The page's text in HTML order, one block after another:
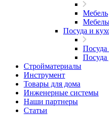
Мебель
Посуда и
Посуда
Посуда
Стройматериалы
Инструмент
Товары для дома
Инженерные системы
Наши партнеры
Статьи